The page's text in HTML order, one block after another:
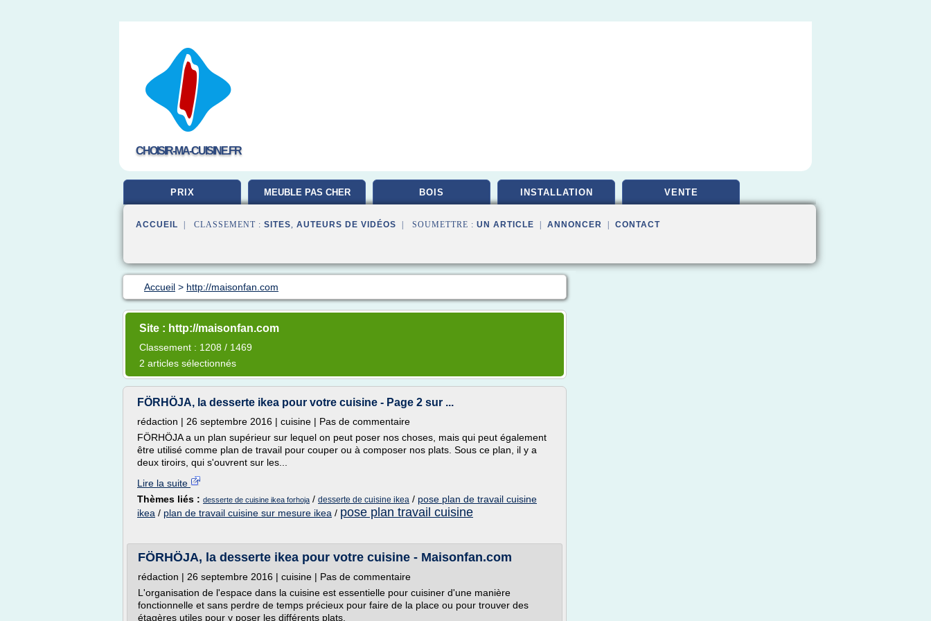
CHOISIR-MA-CUISINE.FR
PRIX MEUBLE PAS CHER BOIS INSTALLATION VENTE
ACCUEIL | CLASSEMENT : SITES, AUTEURS DE VIDÉOS | SOUMETTRE : UN ARTICLE ANNONCER CONTACT
Accueil > http://maisonfan.com
Site : http://maisonfan.com
Classement : 1208 / 1469
2 articles sélectionnés
FÖRHÖJA, la desserte ikea pour votre cuisine - Page 2 sur ...
rédaction | 26 septembre 2016 | cuisine | Pas de commentaire
FÖRHÖJA a un plan supérieur sur lequel on peut poser nos choses, mais qui peut également
être utilisé comme plan de travail pour couper ou à composer nos plats. Sous ce plan, il y a
deux tiroirs, qui s'ouvrent sur les...
Lire la suite
Thèmes liés : desserte de cuisine ikea forhoja / desserte de cuisine ikea / pose plan de travail cuisine
ikea / plan de travail cuisine sur mesure ikea / pose plan travail cuisine
FÖRHÖJA, la desserte ikea pour votre cuisine - Maisonfan.com
rédaction | 26 septembre 2016 | cuisine | Pas de commentaire
L'organisation de l'espace dans la cuisine est essentielle pour cuisiner d'une manière
fonctionnelle et sans perdre de temps précieux pour faire de la place ou pour trouver des
étagères utiles pour y poser les différents plats.